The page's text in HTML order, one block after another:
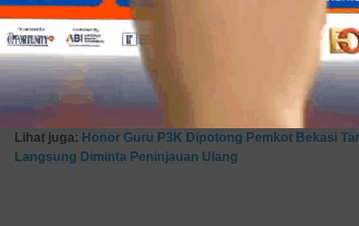
Lihat juga: Honor Guru P3K Dipotong Pemkot Bekasi
Langsung Diminta Peninjauan Ulang